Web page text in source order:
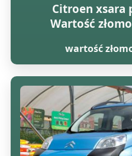
Citroen xsara
Wartość
wartość